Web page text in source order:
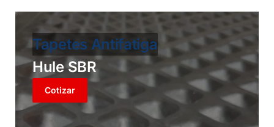
Tapetes Antifatiga
Hule SBR
Cotizar